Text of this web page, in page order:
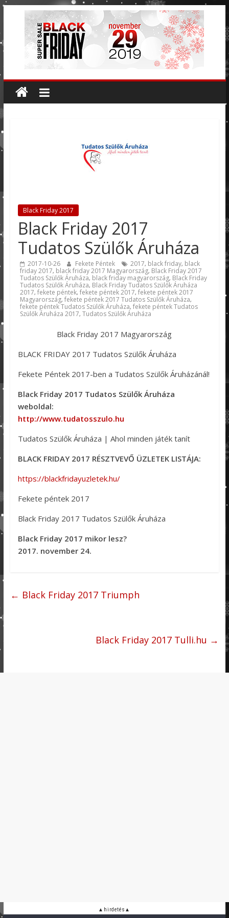
Black Friday 2017
Black Friday 2017
Tudatos Szülők Áruháza
2017-10-26 Fekete Péntek 2017, black friday, black
friday 2017, black friday 2017 Magyarország, Black Friday 2017
Tudatos Szülők Áruháza, black friday magyarország, Black Friday
Tudatos Szülők Áruháza, Black Friday Tudatos Szülők Áruháza
2017, fekete péntek, fekete péntek 2017, fekete péntek 2017
Magyarország, fekete péntek 2017 Tudatos Szülők Áruháza,
fekete péntek Tudatos Szülők Áruháza, fekete péntek Tudatos
Szülők Áruháza 2017, Tudatos Szülők Áruháza
Black Friday 2017 Magyarország
BLACK FRIDAY 2017 Tudatos Szülők Áruháza
Fekete Péntek 2017-ben a Tudatos Szülők Áruházánál!
Black Friday 2017 Tudatos Szülők Áruháza
weboldal:
http://www.tudatosszulo.hu
Tudatos Szülők Áruháza | Ahol minden játék tanít
BLACK FRIDAY 2017 RÉSZTVEVŐ ÜZLETEK LISTÁJA:
https://blackfridayuzletek.hu/
Fekete péntek 2017
Black Friday 2017 Tudatos Szülők Áruháza
Black Friday 2017 mikor lesz?
2017. november 24.
← Black Friday 2017 Triumph
Black Friday 2017 Tulli.hu →